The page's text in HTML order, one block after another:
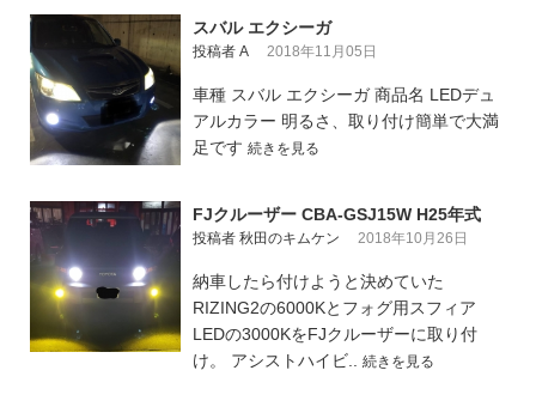
スバル エクシーガ
投稿者 A 2018年11月05日
車種 スバル エクシーガ 商品名 LEDデュ
アルカラー 明るさ、取り付け簡単で大満
足です 続きを見る
FJクルーザー CBA-GSJ15W H25年式
投稿者 秋田のキムケン 2018年10月26日
納車したら付けようと決めていた
RIZING2の6000Kとフォグ用スフィア
LEDの3000KをFJクルーザーに取り付
け。 アシストハイビ.. 続きを見る